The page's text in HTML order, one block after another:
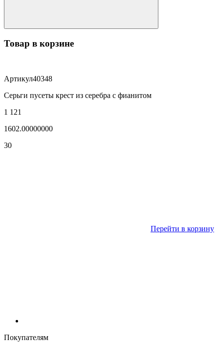
Товар в корзине
Артикул40348
Серьги пусеты крест из серебра с фианитом
1 121
1602.00000000
30
Перейти в корзину
Покупателям